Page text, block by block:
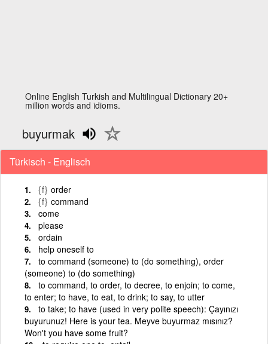
Online English Turkish and Multilingual Dictionary 20+
million words and idioms.
buyurmak
Türkisch - Englisch
{f} order
{f} command
come
please
ordain
help oneself to
to command (someone) to (do something), order
(someone) to (do something)
to command, to order, to decree, to enjoin; to come,
to enter; to have, to eat, to drink; to say, to utter
to take; to have (used in very polite speech): Çayınızı
buyurunuz! Here is your tea. Meyve buyurmaz mısınız?
Won't you have some fruit?